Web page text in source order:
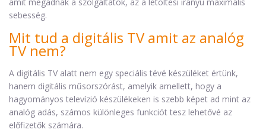
sebesség.
Mit tud a digitális TV amit az analóg
TV nem?
A digitális TV alatt nem egy speciális tévé készüléket értünk,
hanem digitális műsorszórást, amelyik amellett, hogy a
hagyományos televízió készülékeken is szebb képet ad mint az
analóg adás, számos különleges funkciót tesz lehetővé az
előfizetők számára.